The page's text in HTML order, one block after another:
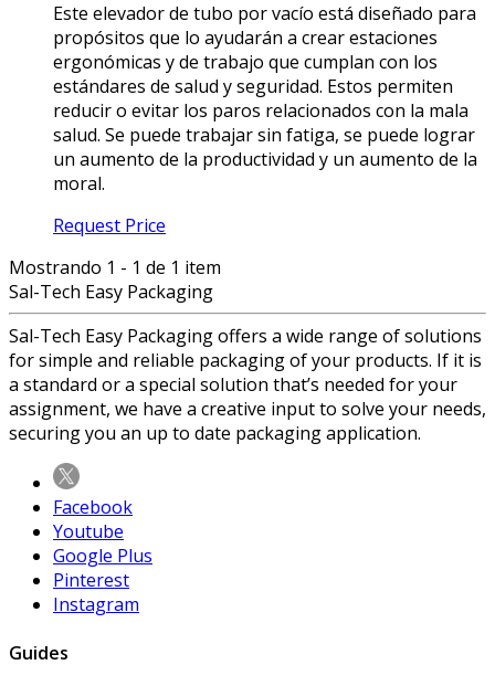
Este elevador de tubo por vacío está diseñado para
propósitos que lo ayudarán a crear estaciones
ergonómicas y de trabajo que cumplan con los
estándares de salud y seguridad. Estos permiten
reducir o evitar los paros relacionados con la mala
salud. Se puede trabajar sin fatiga, se puede lograr
un aumento de la productividad y un aumento de la
moral.
Request Price
Mostrando 1 - 1 de 1 item
Sal-Tech Easy Packaging
Sal-Tech Easy Packaging offers a wide range of solutions
for simple and reliable packaging of your products. If it is
a standard or a special solution that’s needed for your
assignment, we have a creative input to solve your needs,
securing you an up to date packaging application.
Facebook
Youtube
Google Plus
Pinterest
Instagram
Guides